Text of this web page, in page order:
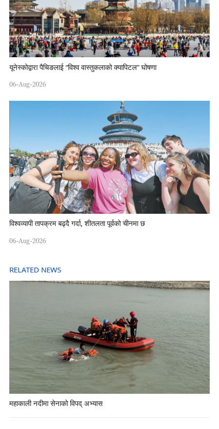
यूनेस्कोद्वारा पैचिङलाई “विश्व वास्तुकलाको क्यापिटल” घोषणा
06-Aug-2026
विश्वव्यापी तापक्रम बढ्दै गर्दा, शीतलता पूर्वको चीनमा छ
06-Aug-2026
RELATED NEWS
महाकाली नदीमा सेनाको विपद् अभ्यास